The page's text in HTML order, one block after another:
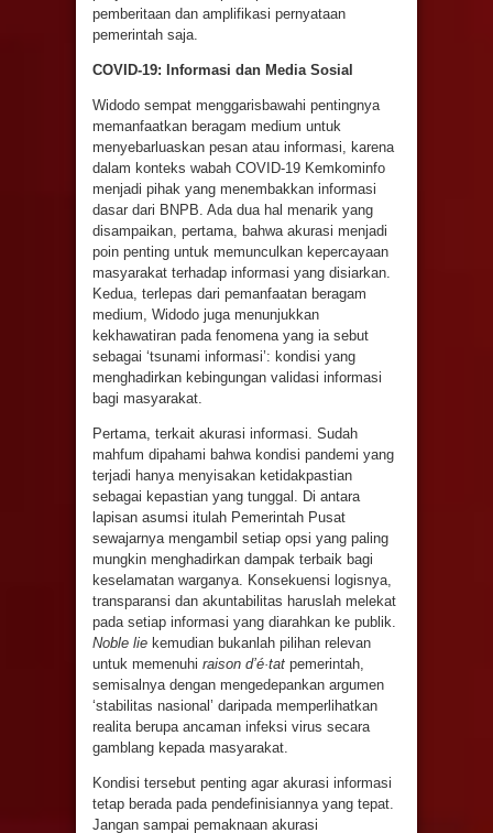
pemberitaan dan amplifikasi pernyataan
pemerintah saja.
COVID-19: Informasi dan Media Sosial
Widodo sempat menggarisbawahi pentingnya
memanfaatkan beragam medium untuk
menyebarluaskan pesan atau informasi, karena
dalam konteks wabah COVID-19 Kemkominfo
menjadi pihak yang menembakkan informasi
dasar dari BNPB. Ada dua hal menarik yang
disampaikan, pertama, bahwa akurasi menjadi
poin penting untuk memunculkan kepercayaan
masyarakat terhadap informasi yang disiarkan.
Kedua, terlepas dari pemanfaatan beragam
medium, Widodo juga menunjukkan
kekhawatiran pada fenomena yang ia sebut
sebagai ‘tsunami informasi’: kondisi yang
menghadirkan kebingungan validasi informasi
bagi masyarakat.
Pertama, terkait akurasi informasi. Sudah
mahfum dipahami bahwa kondisi pandemi yang
terjadi hanya menyisakan ketidakpastian
sebagai kepastian yang tunggal. Di antara
lapisan asumsi itulah Pemerintah Pusat
sewajarnya mengambil setiap opsi yang paling
mungkin menghadirkan dampak terbaik bagi
keselamatan warganya. Konsekuensi logisnya,
transparansi dan akuntabilitas haruslah melekat
pada setiap informasi yang diarahkan ke publik.
Noble lie kemudian bukanlah pilihan relevan
untuk memenuhi raison d’é·tat pemerintah,
semisalnya dengan mengedepankan argumen
‘stabilitas nasional’ daripada memperlihatkan
realita berupa ancaman infeksi virus secara
gamblang kepada masyarakat.
Kondisi tersebut penting agar akurasi informasi
tetap berada pada pendefinisiannya yang tepat.
Jangan sampai pemaknaan akurasi